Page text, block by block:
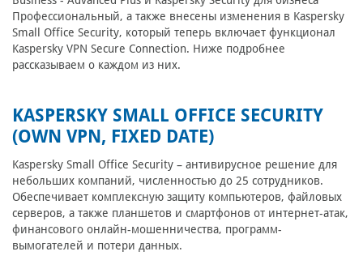
Профессиональный, а также внесены изменения в Kaspersky
Small Office Security, который теперь включает функционал
Kaspersky VPN Secure Connection. Ниже подробнее
рассказываем о каждом из них.
KASPERSKY SMALL OFFICE SECURITY
(OWN VPN, FIXED DATE)
Kaspersky Small Office Security – антивирусное решение для
небольших компаний, численностью до 25 сотрудников.
Обеспечивает комплексную защиту компьютеров, файловых
серверов, а также планшетов и смартфонов от интернет-атак,
финансового онлайн-мошенничества, программ-
вымогателей и потери данных.